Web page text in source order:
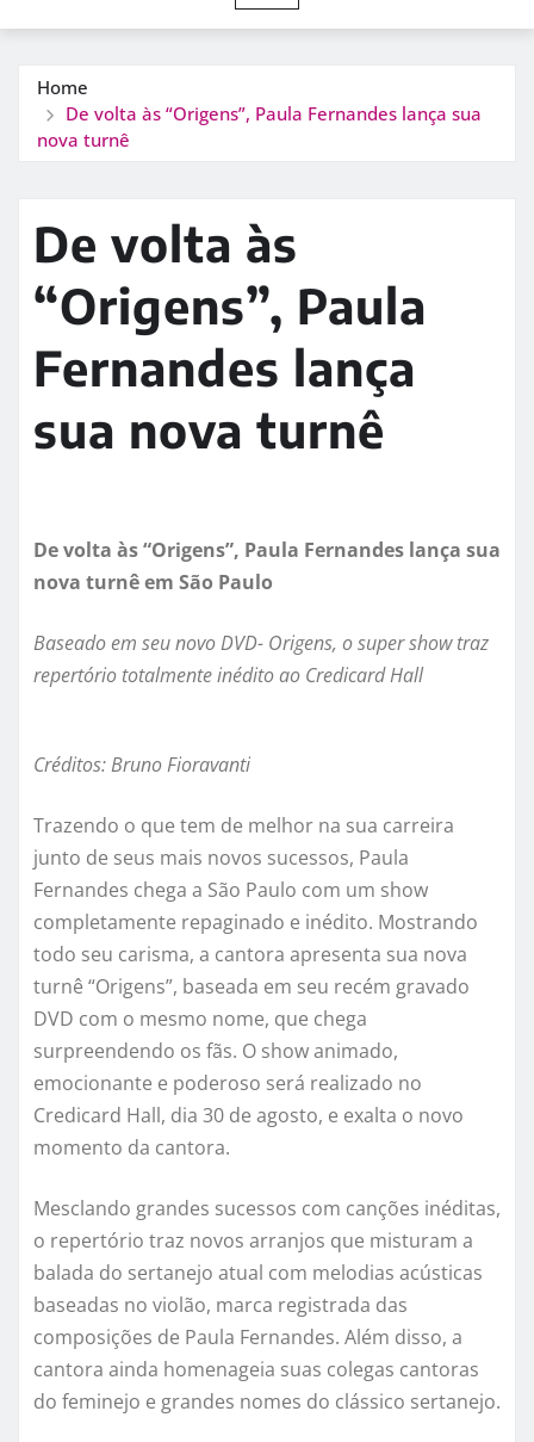
Home
De volta às “Origens”, Paula Fernandes lança sua
nova turnê
De volta às
“Origens”, Paula
Fernandes lança
sua nova turnê
De volta às “Origens”, Paula Fernandes lança sua
nova turnê em São Paulo
Baseado em seu novo DVD- Origens, o super show traz
repertório totalmente inédito ao Credicard Hall
Créditos: Bruno Fioravanti
Trazendo o que tem de melhor na sua carreira
junto de seus mais novos sucessos, Paula
Fernandes chega a São Paulo com um show
completamente repaginado e inédito. Mostrando
todo seu carisma, a cantora apresenta sua nova
turnê “Origens”, baseada em seu recém gravado
DVD com o mesmo nome, que chega
surpreendendo os fãs. O show animado,
emocionante e poderoso será realizado no
Credicard Hall, dia 30 de agosto, e exalta o novo
momento da cantora.
Mesclando grandes sucessos com canções inéditas,
o repertório traz novos arranjos que misturam a
balada do sertanejo atual com melodias acústicas
baseadas no violão, marca registrada das
composições de Paula Fernandes. Além disso, a
cantora ainda homenageia suas colegas cantoras
do feminejo e grandes nomes do clássico sertanejo.